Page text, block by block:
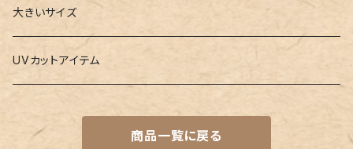
4点セット
5点セット
キーケース
メガネチェーン
ヨガマット
水着
バレー
Boys
水着
グッズ
大きいサイズ
UVカットアイテム
商品一覧に戻る